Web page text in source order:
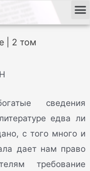
| 2 том
сведения
едва ли
с того много и
дает нам право
требование